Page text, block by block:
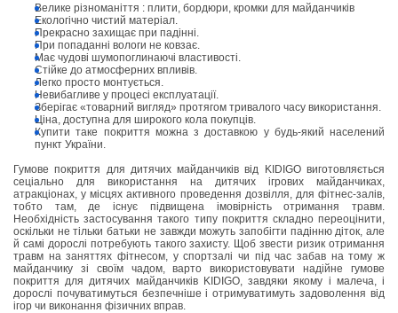
Велике різноманіття : плити, бордюри, кромки для майданчиків
Екологічно чистий матеріал.
Прекрасно захищає при падінні.
При попаданні вологи не ковзає.
Має чудові шумопоглинаючі властивості.
Стійке до атмосферних впливів.
Легко просто монтується.
Невибагливе у процесі експлуатації.
Зберігає «товарний вигляд» протягом тривалого часу використання.
Ціна, доступна для широкого кола покупців.
Купити таке покриття можна з доставкою у будь-який населений
пункт України.
Гумове покриття для дитячих майданчиків від KIDIGO виготовляється
сеціально для використання на дитячих ігрових майданчиках,
атракціонах, у місцях активного проведення дозвілля, для фітнес-залів,
тобто там, де існує підвищена імовірність отримання травм.
Необхідність застосування такого типу покриття складно переоцінити,
оскільки не тільки батьки не завжди можуть запобігти падінню діток, але
й самі дорослі потребують такого захисту. Щоб звести ризик отримання
травм на заняттях фітнесом, у спортзалі чи під час забав на тому ж
майданчику зі своїм чадом, варто використовувати надійне гумове
покриття для дитячих майданчиків KIDIGO, завдяки якому і малеча, і
дорослі почуватимуться безпечніше і отримуватимуть задоволення від
ігор чи виконання фізичних вправ.